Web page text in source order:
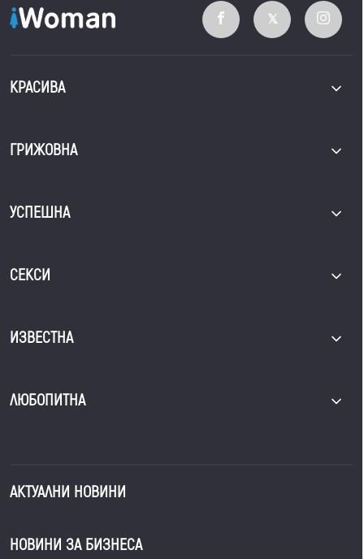
КРАСИВА
ГРИЖОВНА
УСПЕШНА
СЕКСИ
ИЗВЕСТНА
ЛЮБОПИТНА
АКТУАЛНИ НОВИНИ
НОВИНИ ЗА БИЗНЕСА